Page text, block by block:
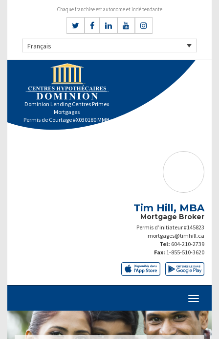
Chaque franchise est autonome et indépendante
Français
Dominion Lending Centres Primex
Mortgages
Permis de Courtage #X030180 MMB
Tim Hill, MBA
Mortgage Broker
Permis d’initiateur #145823
mortgages@timhill.ca
Tel: 604-210-2739
Fax: 1-855-510-3620